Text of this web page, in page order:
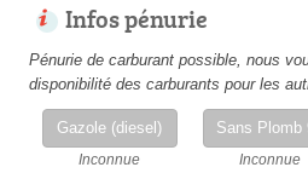
Infos pénurie
Pénurie de carburant possible, nous
disponibilité des carburants pour les
Gazole (diesel)
Inconnue
Sans Plomb
Inconnue